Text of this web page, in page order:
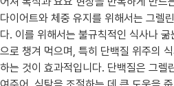
다이어트와 체중 유지를 위해서는 그렐
다. 이를 위해서는 불규칙적인 식사나
으로 챙겨 먹으며, 특히 단백질 위주의
하는 것이 효과적입니다. 단백질은 그렐